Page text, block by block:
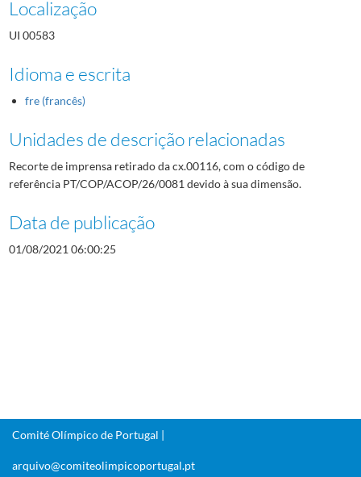
Localização
UI 00583
Idioma e escrita
fre (francês)
Unidades de descrição relacionadas
Recorte de imprensa retirado da cx.00116, com o código de
referência PT/COP/ACOP/26/0081 devido à sua dimensão.
Data de publicação
01/08/2021 06:00:25
Comité Olímpico de Portugal |
arquivo@comiteolimpicoportugal.pt